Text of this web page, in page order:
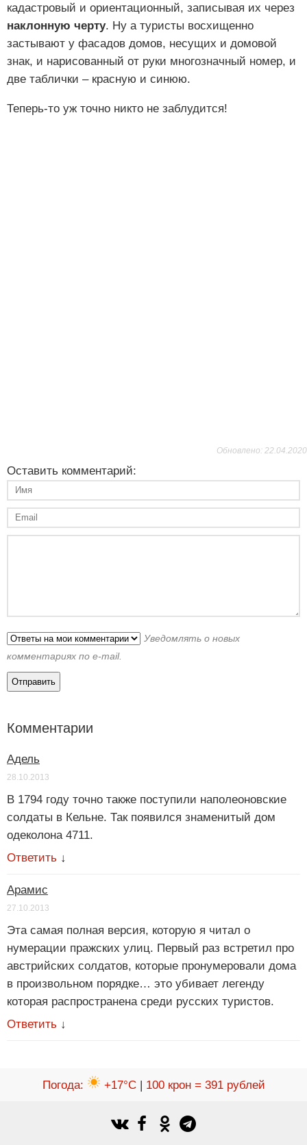
кадастровый и ориентационный, записывая их через
наклонную черту. Ну а туристы восхищенно
застывают у фасадов домов, несущих и домовой
знак, и нарисованный от руки многозначный номер, и
две таблички – красную и синюю.
Теперь-то уж точно никто не заблудится!
Обновлено: 22.04.2020
Оставить комментарий:
Уведомлять о новых
комментариях по e-mail.
Комментарии
Адель
28.10.2013
В 1794 году точно также поступили наполеоновские
солдаты в Кельне. Так появился знаменитый дом
одеколона 4711.
Ответить ↓
Арамис
27.10.2013
Эта самая полная версия, которую я читал о
нумерации пражских улиц. Первый раз встретил про
австрийских солдатов, которые пронумеровали дома
в произвольном порядке… это убивает легенду
которая распространена среди русских туристов.
Ответить ↓
Погода: +17°C| 100 крон = 391 рублей